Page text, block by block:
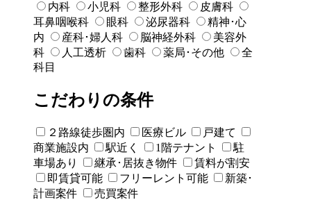
内科 小児科 整形外科
皮膚科
耳鼻咽喉科
眼科 泌尿器科
精神･心
内
産科･婦人科 脳神経外科
美容外
科
人工透析 歯科 薬局･その他
全
科目
こだわりの条件
２路線徒歩圏内 医療ビル
戸建て
商業施設内
駅近く 1階テナント
駐
車場あり
継承･居抜き物件
賃料が割安
即賃貸可能
フリーレント可能
新築･
計画案件
売買案件